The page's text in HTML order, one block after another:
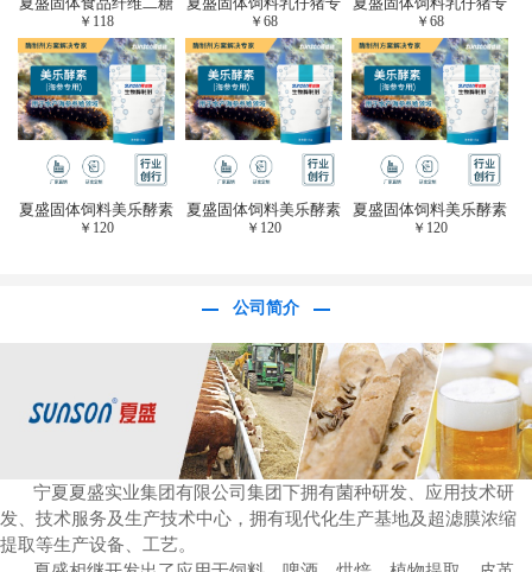
酶(植物提取专用酶/用
于虎杖白藜芦醇提
取)FFG-0656
￥ 118
用复合酶SFG-0932
￥ 68
用复合酶SFG-0932
￥68
夏盛固体饲料美乐酵素
(水产海参海胆专
￥ 120
夏盛固体饲料美乐酵素
(水产海参海胆专
￥ 120
夏盛固体饲料美乐酵素
(水产海参海胆专
￥ 120
公司简介
宁夏夏盛实业集团有限公司集团下拥有菌种研发、应用技术研
发、技术服务及生产技术中心，拥有现代化生产基地及超滤膜浓缩
提取等生产设备、工艺。